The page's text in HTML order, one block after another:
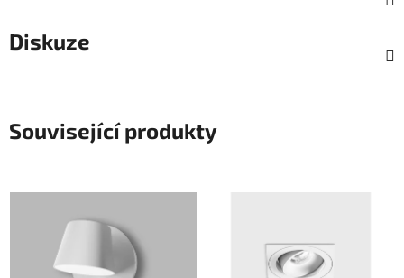
Diskuze
Související produkty